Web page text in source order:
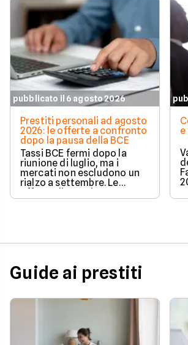
pubblicato il 6 agosto 2026
Prestiti personali ad agosto
2026: le offerte a confronto
dopo la pausa della BCE
Tassi BCE fermi dopo la
riunione di luglio, ma i
mercati non escludono un
rialzo a settembre. Le
offerte di prestito
personale di agosto 2026 su
Guide ai prestiti